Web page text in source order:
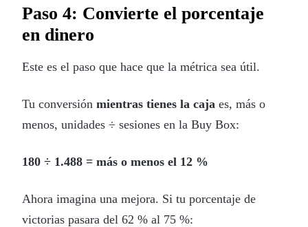
Paso 4: Convierte el porcentaje
en dinero
Este es el paso que hace que la métrica sea útil.
Tu conversión mientras tienes la caja es, más o
menos, unidades ÷ sesiones en la Buy Box:
180 ÷ 1.488 = más o menos el 12 %
Ahora imagina una mejora. Si tu porcentaje de
victorias pasara del 62 % al 75 %: